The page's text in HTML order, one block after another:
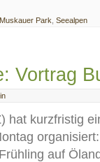
Muskauer Park Seealpen
Vortrag
hat kurzfristig
auf